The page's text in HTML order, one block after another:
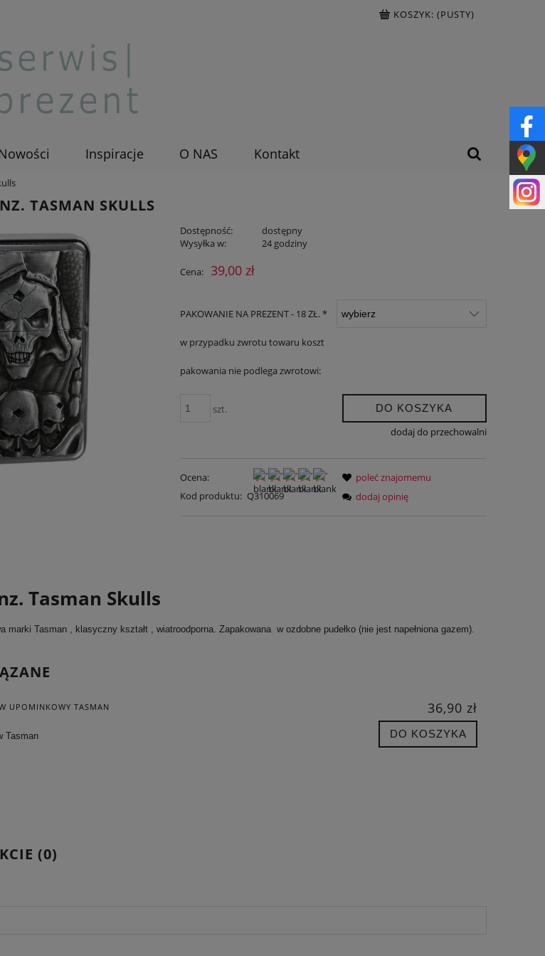
KOSZYK: (PUSTY)
Inspiracje O NAS Kontakt
TASMAN SKULLS
Dostępność:
dostępny
Wysyłka w:
24 godziny
Cena: 39,00 zł
PAKOWANIE NA PREZENT - 18 ZŁ. *
w przypadku zwrotu towaru koszt
pakowania nie podlega zwrotowi:
szt. DO KOSZYKA
dodaj do przechowalni
Ocena:
Kod produktu: Q310069
poleć znajomemu
dodaj opinię
Tasman Skulls
marki Tasman , klasyczny kształt , wiatroodporna. Zapakowana w ozdobne pudełko (nie jest napełniona gazem).
UPOMINKOWY TASMAN
Tasman
36,90 zł
DO KOSZYKA
(0)